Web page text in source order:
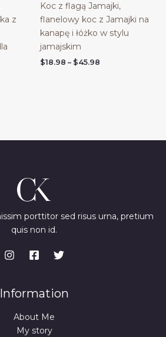
z
Koc z flagą Jamajki,
flanelowy koc z Jamajki na
kanapę i łóżko w stylu
jamajskim
$18.98 – $45.98
porttitor sed risus urna, pretium
quis non id.
Information
About Me
My story